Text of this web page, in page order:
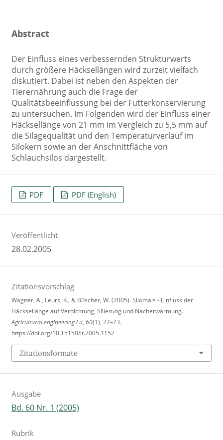
Abstract
Der Einfluss eines verbessernden Strukturwerts
durch größere Häcksellängen wird zurzeit vielfach
diskutiert. Dabei ist neben den Aspekten der
Tierernährung auch die Frage der
Qualitätsbeeinflussung bei der Futterkonservierung
zu untersuchen. Im Folgenden wird der Einfluss einer
Häcksellänge von 21 mm im Vergleich zu 5,5 mm auf
die Silagequalität und den Temperaturverlauf im
Silokern sowie an der Anschnittfläche von
Schlauchsilos dargestellt.
PDF PDF (English)
Veröffentlicht
28.02.2005
Zitationsvorschlag
Wagner, A., Leurs, K., & Büscher, W. (2005). Silomais - Einfluss der
Häcksellänge auf Verdichtung, Silierung und Nacherwärmung.
Agricultural engineering.Eu, 60(1), 22–23.
https://doi.org/10.15150/lt.2005.1152
Zitationsformate
Ausgabe
Bd. 60 Nr. 1 (2005)
Rubrik